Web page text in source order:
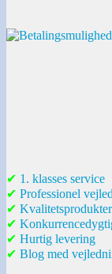
✔ 1. klasses service
✔ Professionel
✔ Kvalitetsprodukter
✔
✔ Hurtig levering
✔ Blog med